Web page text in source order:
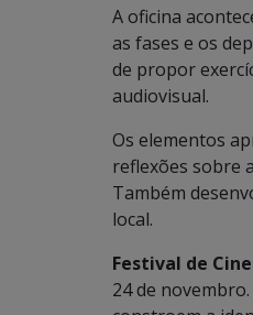
A oficina
as fases e os
de propor
audiovisual.
Os elementos
reflexões sobre
Também
local.
Festival de
24 de